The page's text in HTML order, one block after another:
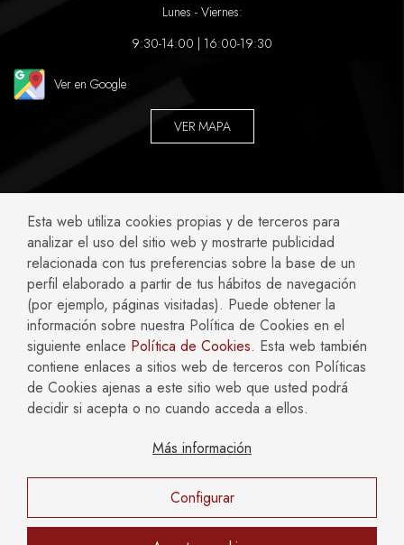
Lunes - Viernes:
9:30-14:00 | 16:00-19:30
Ver en Google
VER MAPA
ABOGADOS ESPECIALIZADOS EN:
Accidentes y Negligencias
Civil
Compliance
Concursal
Empresas
Familia
Fiscal
Hipotecario y Bancario
Inmobiliario y Construcción
Laboral
Mercantil y Societario
Penal
AVISO LEGAL
POLÍTICA DE COOKIES
Copyright © 2026 Català Reinón Abogados. Todos los
Esta web utiliza cookies propias y de terceros para
analizar el uso del sitio web y mostrarte publicidad
relacionada con tus preferencias sobre la base de un
perfil elaborado a partir de tus hábitos de navegación
(por ejemplo, páginas visitadas). Puede obtener la
información sobre nuestra Política de Cookies en el
siguiente enlace Política de Cookies. Esta web también
contiene enlaces a sitios web de terceros con Políticas
de Cookies ajenas a este sitio web que usted podrá
decidir si acepta o no cuando acceda a ellos.
Más información
Configurar